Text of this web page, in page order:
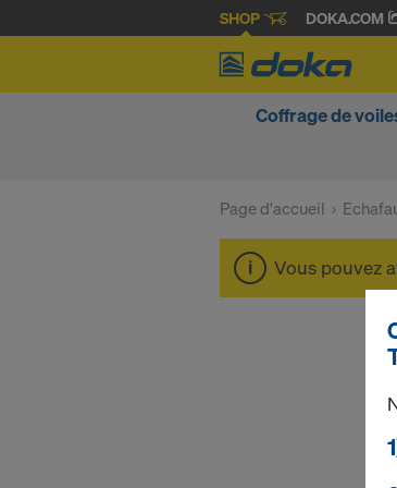
SHOP DOKA.COM
Coffrage de
Page d'accueil
Vous pouvez